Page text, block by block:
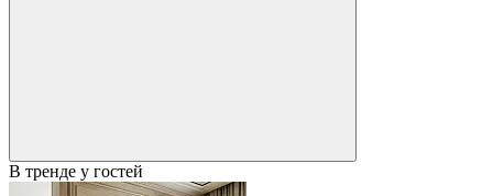
В тренде у гостей